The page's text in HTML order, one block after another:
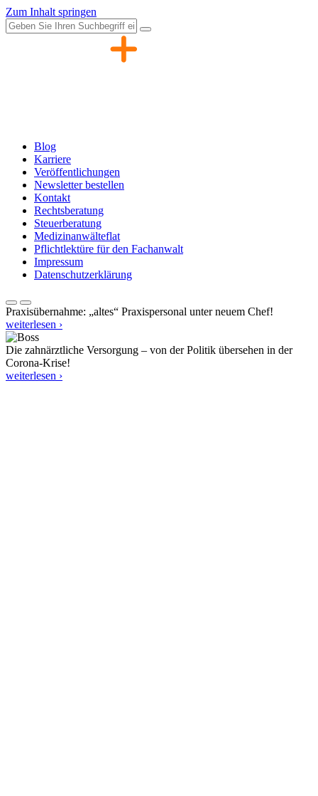
Zum Inhalt springen
Blog
Karriere
Veröffentlichungen
Newsletter bestellen
Kontakt
Rechtsberatung
Steuerberatung
Medizinanwälteflat
Pflichtlektüre für den Fachanwalt
Impressum
Datenschutzerklärung
Praxisübernahme: „altes“ Praxispersonal unter neuem Chef!
weiterlesen ›
Die zahnärztliche Versorgung – von der Politik übersehen in der
Corona-Krise!
weiterlesen ›